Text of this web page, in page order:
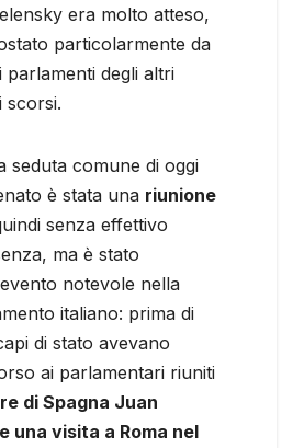
era molto atteso,
particolarmente da
parlamenti degli altri
scorsi.
seduta comune di oggi
è stata una riunione
senza effettivo
ma è stato
notevole nella
italiano: prima di
di stato avevano
ai parlamentari riuniti
di Spagna Juan
una visita a Roma nel